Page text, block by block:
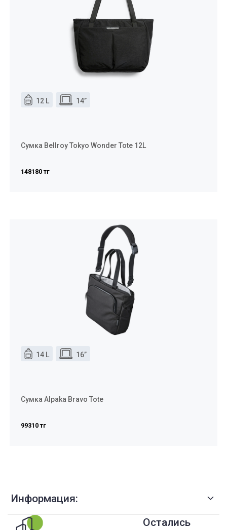
12 L 14”
Сумка Bellroy Tokyo Wonder Tote 12L
148180 тг
14 L 16”
Сумка Alpaka Bravo Tote
99310 тг
Информация:
Остались